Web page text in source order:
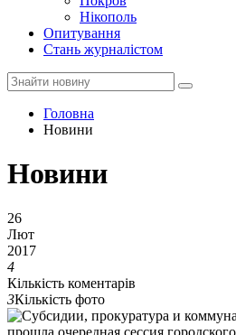
Нікополь
Опитування
Стань журналістом
Головна
Новини
Новини
26
Лют
2017
4
Кількість коментарів
3Кількість фото